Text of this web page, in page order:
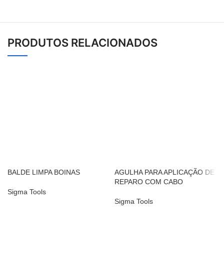
PRODUTOS RELACIONADOS
BALDE LIMPA BOINAS
Sigma Tools
AGULHA PARA APLICAÇÃO DE
REPARO COM CABO
Sigma Tools